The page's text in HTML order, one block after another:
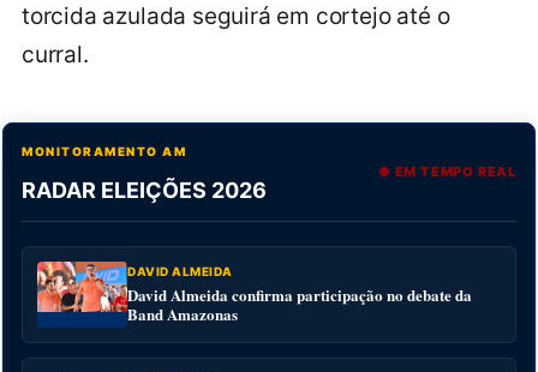
torcida azulada seguirá em cortejo até o
curral.
MONITORAMENTO AM
RADAR ELEIÇÕES 2026
● EM TEMPO REAL
DAVID ALMEIDA
David Almeida confirma participação no debate da
Band Amazonas